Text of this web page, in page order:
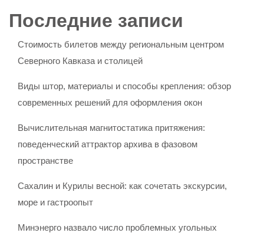
Последние записи
Стоимость билетов между региональным центром
Северного Кавказа и столицей
Виды штор, материалы и способы крепления: обзор
современных решений для оформления окон
Вычислительная магнитостатика притяжения:
поведенческий аттрактор архива в фазовом
пространстве
Сахалин и Курилы весной: как сочетать экскурсии,
море и гастроопыт
Минэнерго назвало число проблемных угольных